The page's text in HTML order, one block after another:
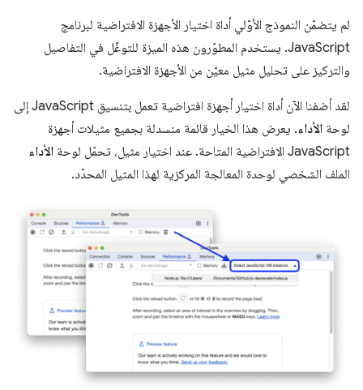
لم يتضمّن النموذج الأوّلي أداة اختيار الأجهزة الافتراضية لبرنامج
JavaScript. يستخدم المطوّرون هذه الميزة للتوغّل في التفاصيل
والتركيز على تحليل مثيل معيّن من الأجهزة الافتراضية.
لقد أضفنا الآن أداة اختيار أجهزة افتراضية تعمل بتنسيق JavaScript إلى
لوحة الأداء. يعرض هذا الخيار قائمة منسدلة بجميع مثيلات أجهزة
JavaScript الافتراضية المتاحة. عند اختيار مثيل، تحمّل لوحة
الأداء
الملف الشخصي لوحدة المعالجة المركزية لهذا المثيل المحدّد.